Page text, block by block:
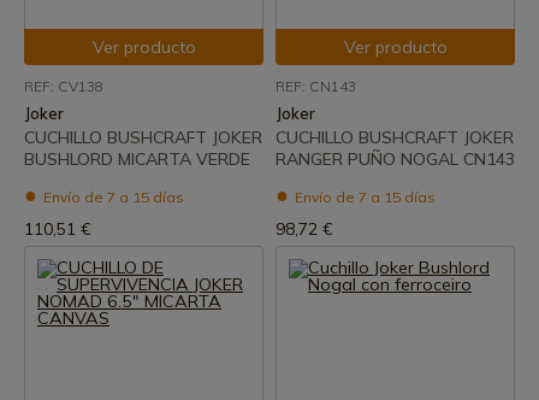
Ver producto
REF: CV138
Joker
CUCHILLO BUSHCRAFT JOKER
BUSHLORD MICARTA VERDE
Envío de 7 a 15 días
110,51 €
Ver producto
REF: CN143
Joker
CUCHILLO BUSHCRAFT JOKER
RANGER PUÑO NOGAL CN143
Envío de 7 a 15 días
98,72 €